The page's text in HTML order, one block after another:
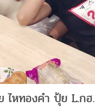
ไหทองคำ ปุ้ย L.กฮ.